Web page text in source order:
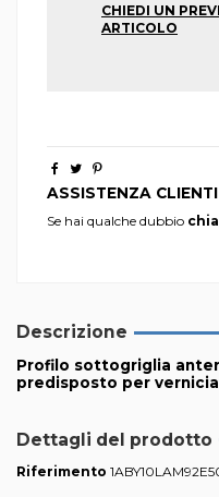
CHIEDI UN
ARTICOLO
ASSISTENZA CLIENTI
Se hai qualche dubbio
Descrizione
Profilo sottogriglia
predisposto per
Dettagli del prodotto
Riferimento